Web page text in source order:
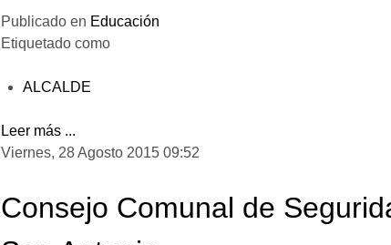
Publicado en Educación
Etiquetado como
ALCALDE
Leer más ...
Viernes, 28 Agosto 2015 09:52
Consejo Comunal de